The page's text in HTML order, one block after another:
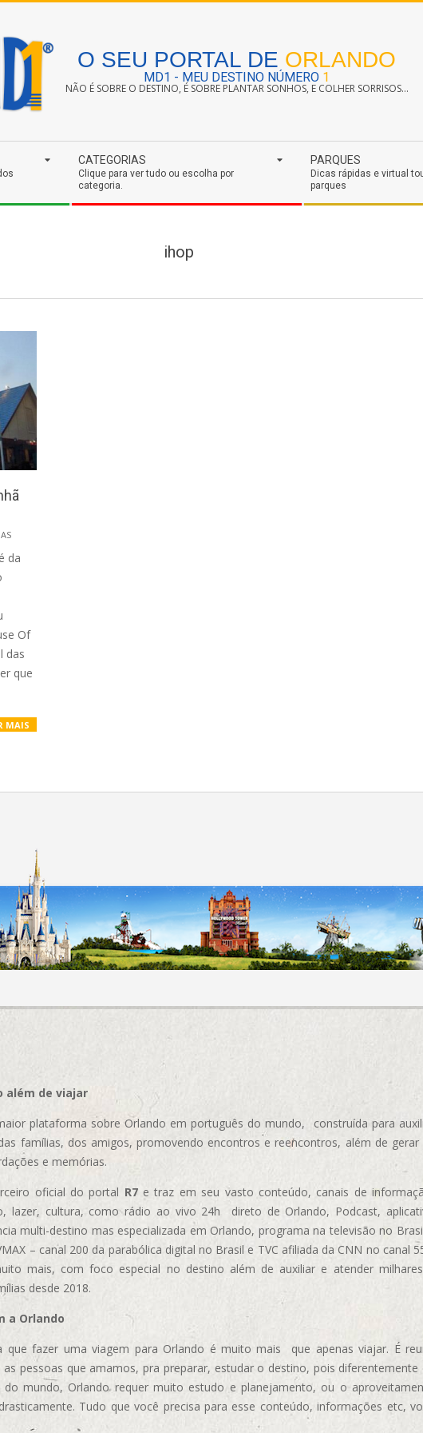
O SEU PORTAL DE ORLANDO
MD1 - MEU DESTINO NÚMERO 1
NÃO É SOBRE O DESTINO, É SOBRE PLANTAR SONHOS, E COLHER SORRISOS...
CATEGORIAS
Clique para ver tudo ou escolha por
categoria.
PARQUES
Dicas rápidas e virtual
parques
ihop
da
Of
das
que
MAIS
além de viajar
plataforma sobre Orlando em português do mundo, construída para
famílias, dos amigos, promovendo encontros e reencontros, além de gerar
e memórias.
oficial do portal R7e traz em seu vasto conteúdo, canais de
lazer, cultura, como rádio ao vivo 24h direto de Orlando, Podcast,
multi-destino mas especializada em Orlando, programa na televisão no
– canal 200 da parabólica digital no Brasil e TVC afiliada da CNN no canal
mais, com foco especial no destino além de auxiliar e atender
desde 2018.
a Orlando
que fazer uma viagem para Orlando é muito mais que apenas viajar. É
as pessoas que amamos, pra preparar, estudar o destino, pois diferentemente
do mundo, Orlando requer muito estudo e planejamento, ou o
Tudo que você precisa para esse conteúdo, informações etc,